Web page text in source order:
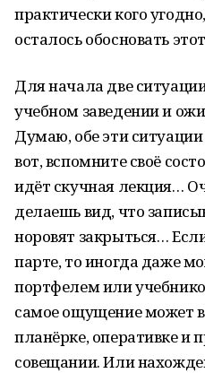
практически кого
осталось обосновать
Для начала две
учебном заведении и
Думаю, обе эти
вот, вспомните своё
идёт скучная лекция…
делаешь вид, что
норовят закрыться…
парте, то иногда даже
портфелем или
самое ощущение может
планёрке, оперативке и
совещании. Или